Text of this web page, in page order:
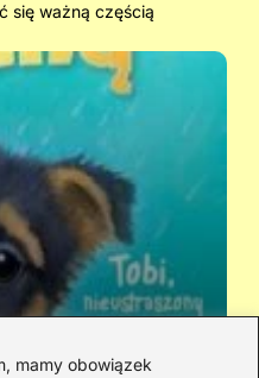
mamy obowiązek
się ważną częścią